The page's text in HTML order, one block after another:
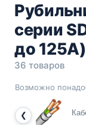
серии
до 125A)
36 товаров
Возможно
❮